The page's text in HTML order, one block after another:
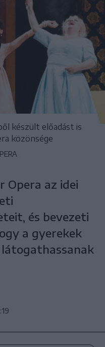
készült előadást is
közönsége
Opera az idei
és bevezeti
a gyerekek